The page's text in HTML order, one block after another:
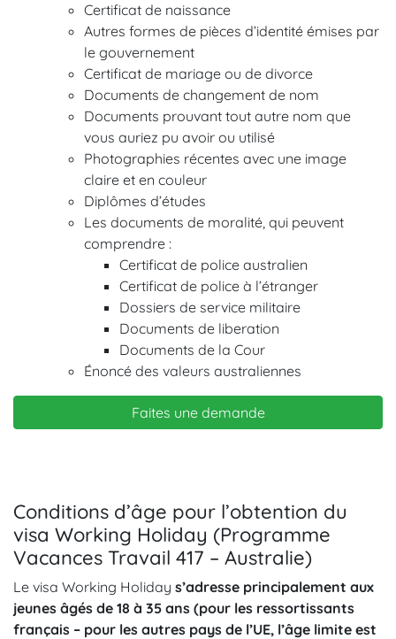
Certificat de naissance
Autres formes de pièces d’identité émises par
le gouvernement
Certificat de mariage ou de divorce
Documents de changement de nom
Documents prouvant tout autre nom que
vous auriez pu avoir ou utilisé
Photographies récentes avec une image
claire et en couleur
Diplômes d’études
Les documents de moralité, qui peuvent
comprendre :
Certificat de police australien
Certificat de police à l’étranger
Dossiers de service militaire
Documents de liberation
Documents de la Cour
Énoncé des valeurs australiennes
Faites une demande
Conditions d’âge pour l’obtention du
visa Working Holiday (Programme
Vacances Travail 417 – Australie)
Le visa Working Holiday s’adresse principalement aux
jeunes âgés de 18 à 35 ans (pour les ressortissants
français – pour les autres pays de l’UE, l’âge limite est